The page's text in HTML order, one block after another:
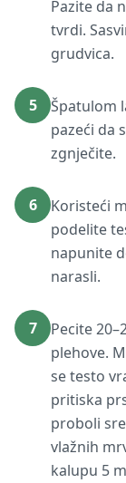
Pazite da
tvrdi.
grudvica.
5
Špatulom
pazeći da
zgnječite.
6
Koristeći
podelite
napunite
narasli.
7
Pecite
plehove.
se testo
pritiska
proboli
vlažnih
kalupu 5